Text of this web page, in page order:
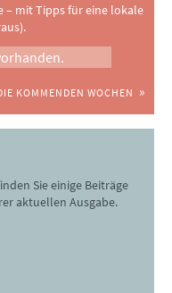
– mit Tipps für eine lokale
KOMMENDEN WOCHEN
Sie einige Beiträge
aktuellen Ausgabe.